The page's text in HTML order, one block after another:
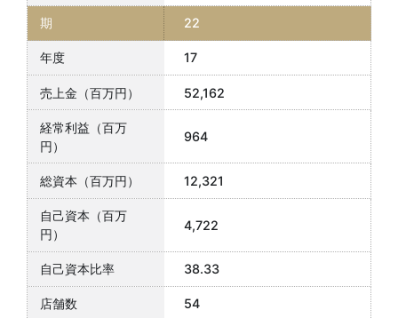
22
17
52,162
964
12,321
4,722
38.33
54